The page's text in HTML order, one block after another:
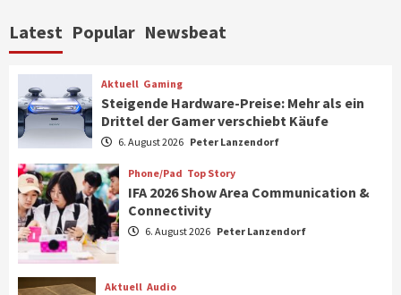
6
CHERRY baut Vertriebsteam in
7
Smart Living Top Story
Verbraucher setzen immer mehr auf
1
Aktuell Gaming
Steigende Hardware-Preise: Mehr als ein
Drittel der Gamer verschiebt Käufe
Latest Popular Newsbeat
Aktuell Gaming
Steigende Hardware-Preise: Mehr als ein
Drittel der Gamer verschiebt Käufe
6. August 2026 Peter Lanzendorf
Phone/Pad Top Story
IFA 2026 Show Area Communication &
Connectivity
6. August 2026 Peter Lanzendorf
Aktuell Audio